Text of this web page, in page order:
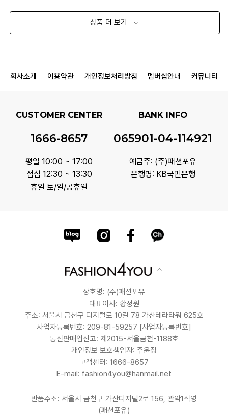
상품 더 보기
회사소개 이용약관 개인정보처리방침 멤버십안내 커뮤니티
CUSTOMER CENTER
1666-8657
평일 10:00 ~ 17:00
점심 12:30 ~ 13:30
휴일 토/일/공휴일
BANK INFO
065901-04-114921
예금주: (주)패션포유
은행명: KB국민은행
상호명: (주)패션포유
대표이사: 황정원
주소: 서울시 금천구 디지털로 10길 78 가산테라타워 625호
사업자등록번호: 209-81-59257 [사업자등록번호]
통신판매업신고: 제2015-서울금천-1188호
개인정보 보호책임자: 주윤정
고객센터: 1666-8657
E-mail: fashion4you@hanmail.net
반품주소: 서울시 금천구 가산디지털2로 156, 관악1직영
(패션포유)